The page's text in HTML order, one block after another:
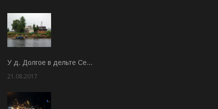
У д. Долгое в дельте Се…
21.08.2017